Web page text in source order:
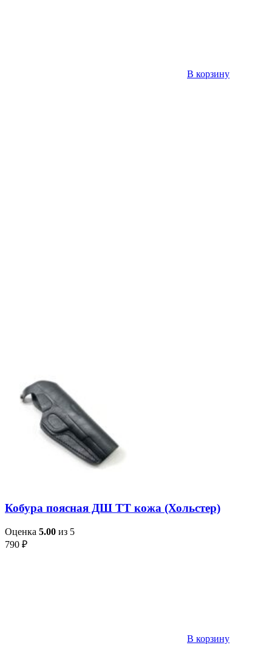
В корзину
Кобура поясная ДШ ТТ кожа (Хольстер)
Оценка 5.00 из 5
790 ₽
В корзину